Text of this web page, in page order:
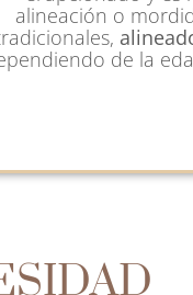
alineación o
de la